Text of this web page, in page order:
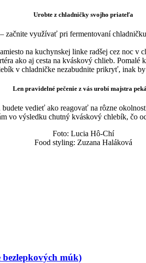
Urobte z chladničky svojho priateľa
začnite využívať pri fermentovaní
na kuchynskej linke radšej cez noc
ako aj cesta na kváskový chlieb.
v chladničke nezabudnite prikryť, inak
Len pravidelné pečenie z vás urobí majstra
vedieť ako reagovať na rôzne
vo výsledku chutný kváskový chlebík, čo
Foto: Lucia Hô-Chí
Food styling: Zuzana Haláková
bezlepkových múk)